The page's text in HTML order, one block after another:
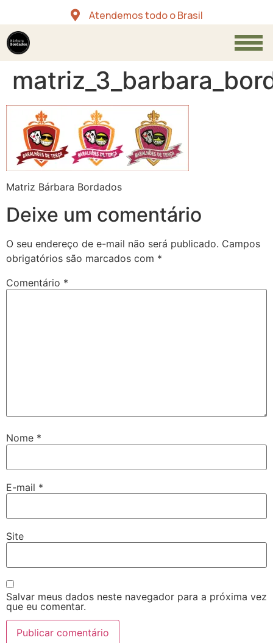
Atendemos todo o Brasil
Matriz Bárbara Bordados
Deixe um comentário
O seu endereço de e-mail não será publicado. Campos
obrigatórios são marcados com *
Comentário *
Nome *
E-mail *
Site
Salvar meus dados neste navegador para a próxima vez
que eu comentar.